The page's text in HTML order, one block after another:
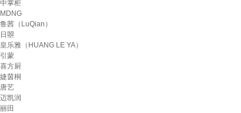
中掌柜
MDNG
鲁茜（LuQian）
日曌
皇乐雅（HUANG LE YA）
引蒙
喜方厨
婕茵桐
唐艺
迈凯润
丽田